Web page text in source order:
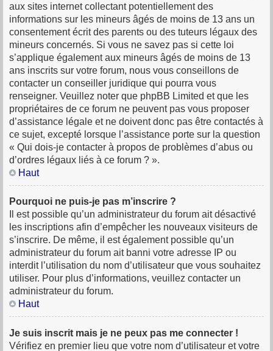
aux sites internet collectant potentiellement des
informations sur les mineurs âgés de moins de 13 ans un
consentement écrit des parents ou des tuteurs légaux des
mineurs concernés. Si vous ne savez pas si cette loi
s’applique également aux mineurs âgés de moins de 13
ans inscrits sur votre forum, nous vous conseillons de
contacter un conseiller juridique qui pourra vous
renseigner. Veuillez noter que phpBB Limited et que les
propriétaires de ce forum ne peuvent pas vous proposer
d’assistance légale et ne doivent donc pas être contactés à
ce sujet, excepté lorsque l’assistance porte sur la question
« Qui dois-je contacter à propos de problèmes d’abus ou
d’ordres légaux liés à ce forum ? ».
Haut
Pourquoi ne puis-je pas m’inscrire ?
Il est possible qu’un administrateur du forum ait désactivé
les inscriptions afin d’empêcher les nouveaux visiteurs de
s’inscrire. De même, il est également possible qu’un
administrateur du forum ait banni votre adresse IP ou
interdit l’utilisation du nom d’utilisateur que vous souhaitez
utiliser. Pour plus d’informations, veuillez contacter un
administrateur du forum.
Haut
Je suis inscrit mais je ne peux pas me connecter !
Vérifiez en premier lieu que votre nom d’utilisateur et votre